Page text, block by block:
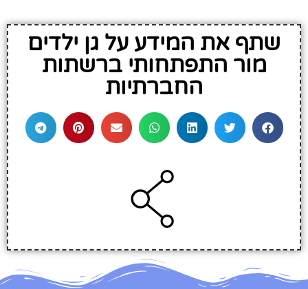
שתף את המידע על גן ילדים
מור התפתחותי ברשתות
החברתיות